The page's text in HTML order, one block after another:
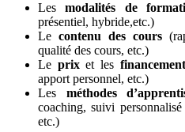
Lesmodalités de
présentiel, hybride,etc.)
Le contenu des cours
qualité des cours, etc.)
Le prixet les
apport personnel, etc.)
Les méthodes
coaching, suivi
etc.)